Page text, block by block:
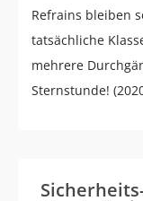
Refrains bleiben
tatsächliche
mehrere
Sternstunde!